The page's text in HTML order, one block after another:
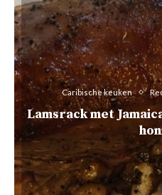
Caribische keuken
Lamsrack met